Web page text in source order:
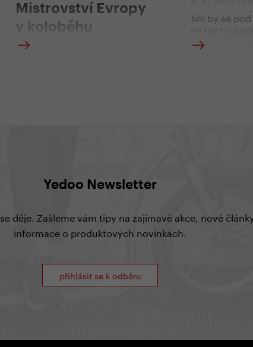
Mistrovství Evropy
v koloběhu
15. 8. 2019 | Vendula Kosíková
Jiní by se
z Loun,
nejednu
Yedoo Newsletter
děje. Zašleme vám tipy na zajímavé akce, nové
informace o produktových novinkách.
přihlásit se k odběru